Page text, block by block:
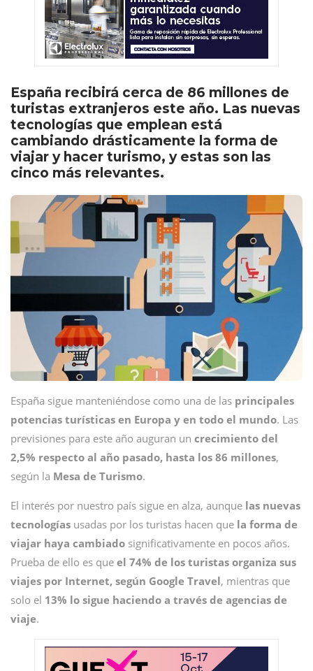
España recibirá cerca de 86 millones de
turistas extranjeros este año. Las nuevas
tecnologías que emplean está
cambiando drásticamente la forma de
viajar y hacer turismo, y estas son las
cinco más relevantes.
España sigue manteniéndose como una de las principales
potencias turísticas en Europa y en todo el mundo. Las
previsiones para este año auguran un crecimiento del
2,5% respecto al año pasado, hasta los 86 millones,
según la Mesa de Turismo.
El interés por nuestro país sigue en alza, aunque las nuevas
tecnologías usadas por los turistas hacen que la forma de
viajar haya cambiado significativamente en pocos años.
Prueba de ello es que el 74% de los turistas organiza sus
viajes por Internet, según Google Travel, mientras que
solo el 13% lo sigue haciendo a través de agencias de
viaje.